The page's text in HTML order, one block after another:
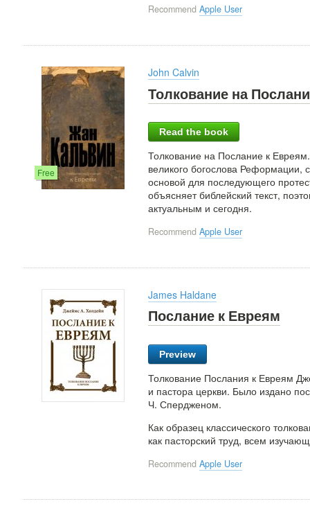
Recommend Apple User
Free
John Calvin
Толкование на
Read the book
Толкование на Послание к
великого богослова Реформации,
основой для последующего
объясняет библейский текст,
актуальным и сегодня.
Recommend Apple User
James Haldane
Послание к Евреям
Preview
Толкование Послания к Евреям
и пастора церкви. Было издано
Ч. Спердженом.
Как образец классического
как пасторский труд, всем
Recommend Apple User